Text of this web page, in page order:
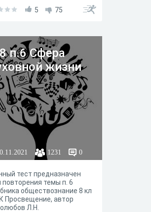
5 75
п.6 Сфера
жизни
1231 0
тест предназначен
повторения темы п. 6
обществознание 8 кл
Просвещение, автор
Л.Н.